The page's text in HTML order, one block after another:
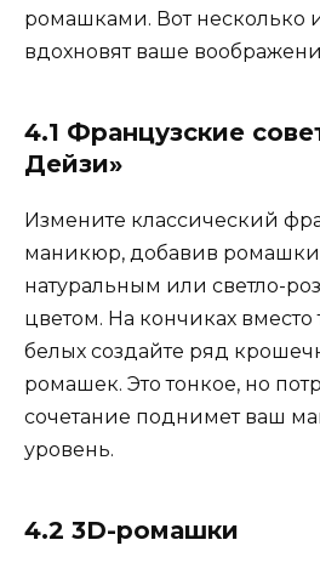
ромашками. Вот несколько
вдохновят ваше
4.1 Французские
Дейзи»
Измените классический
маникюр, добавив ромашки.
натуральным или светло-
цветом. На кончиках
белых создайте ряд
ромашек. Это тонкое, но
сочетание поднимет ваш
уровень.
4.2 3D-ромашки